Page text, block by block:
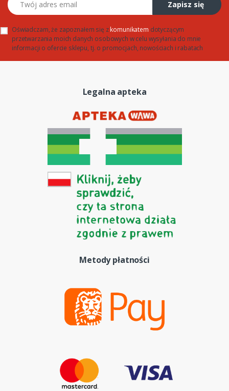
Zapisz się
Oświadczam, że zapoznałem się zkomunikatem dotyczącym
przetwarzania moich danych osobowych w celu wysyłania do mnie
informacji o ofercie sklepu, tj. o promocjach, nowościach i rabatach
Legalna apteka
Metody płatności